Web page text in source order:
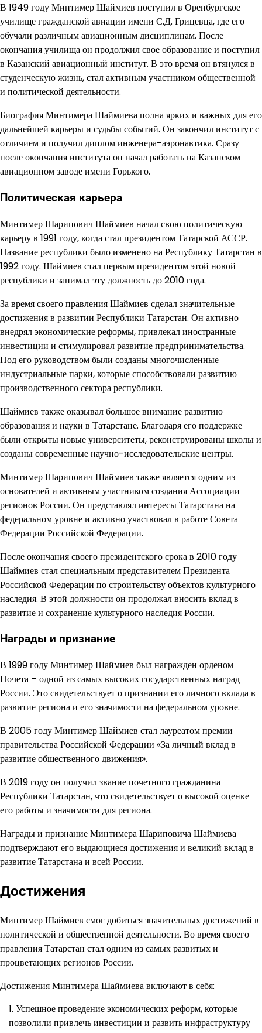
В 1949 году Минтимер Шаймиев поступил в Оренбургское
училище гражданской авиации имени С.Д. Грицевца, где его
обучали различным авиационным дисциплинам. После
окончания училища он продолжил свое образование и поступил
в Казанский авиационный институт. В это время он втянулся в
студенческую жизнь, стал активным участником общественной
и политической деятельности.
Биография Минтимера Шаймиева полна ярких и важных для его
дальнейшей карьеры и судьбы событий. Он закончил институт с
отличием и получил диплом инженера-аэронавтика. Сразу
после окончания института он начал работать на Казанском
авиационном заводе имени Горького.
Политическая карьера
Минтимер Шарипович Шаймиев начал свою политическую
карьеру в 1991 году, когда стал президентом Татарской АССР.
Название республики было изменено на Республику Татарстан в
1992 году. Шаймиев стал первым президентом этой новой
республики и занимал эту должность до 2010 года.
За время своего правления Шаймиев сделал значительные
достижения в развитии Республики Татарстан. Он активно
внедрял экономические реформы, привлекал иностранные
инвестиции и стимулировал развитие предпринимательства.
Под его руководством были созданы многочисленные
индустриальные парки, которые способствовали развитию
производственного сектора республики.
Шаймиев также оказывал большое внимание развитию
образования и науки в Татарстане. Благодаря его поддержке
были открыты новые университеты, реконструированы школы и
созданы современные научно-исследовательские центры.
Минтимер Шарипович Шаймиев также является одним из
основателей и активным участником создания Ассоциации
регионов России. Он представлял интересы Татарстана на
федеральном уровне и активно участвовал в работе Совета
Федерации Российской Федерации.
После окончания своего президентского срока в 2010 году
Шаймиев стал специальным представителем Президента
Российской Федерации по строительству объектов культурного
наследия. В этой должности он продолжал вносить вклад в
развитие и сохранение культурного наследия России.
Награды и признание
В 1999 году Минтимер Шаймиев был награжден орденом
Почета – одной из самых высоких государственных наград
России. Это свидетельствует о признании его личного вклада в
развитие региона и его значимости на федеральном уровне.
В 2005 году Минтимер Шаймиев стал лауреатом премии
правительства Российской Федерации «За личный вклад в
развитие общественного движения».
В 2019 году он получил звание почетного гражданина
Республики Татарстан, что свидетельствует о высокой оценке
его работы и значимости для региона.
Награды и признание Минтимера Шариповича Шаймиева
подтверждают его выдающиеся достижения и великий вклад в
развитие Татарстана и всей России.
Достижения
Минтимер Шаймиев смог добиться значительных достижений в
политической и общественной деятельности. Во время своего
правления Татарстан стал одним из самых развитых и
процветающих регионов России.
Достижения Минтимера Шаймиева включают в себя:
Успешное проведение экономических реформ, которые
позволили привлечь инвестиции и развить инфраструктуру